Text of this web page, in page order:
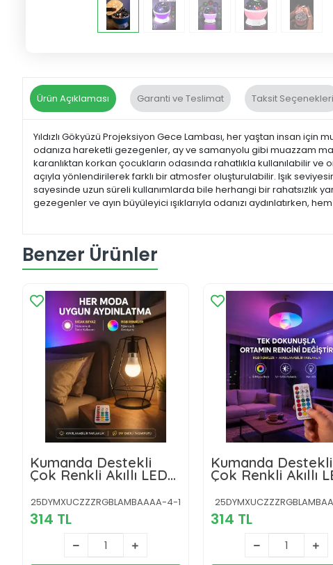
Ürün Açıklaması Garanti ve Teslimat Taksit Seçenekleri
Yıldızlı Gökyüzü Projeksiyon Gece Lambası, her yaştan insan için
odanıza hareketli gezegenler, ay ve samanyolu gibi muazzam
karanlıktan korkan çocukların odasında rahatlıkla kullanılabilir
açıyla yönlendirilerek farklı bir atmosfer oluşturulabilir. Işık
sayesinde uzun süreli kullanımlarda bile herhangi bir rahatsızlık
gezegenler ve ayın büyüleyici ışıklarıyla odanızı aydınlatırken,
Benzer Ürünler
Kumanda Destekli
Çok Renkli Akıllı LED
Ampul Yeni Nesil
25DYMXUCZZZRGBLAMBAAAA-4-1
314 TL
Kumanda Destekli
Çok Renkli Akıllı
Ampul Yeni Nesil
314 TL